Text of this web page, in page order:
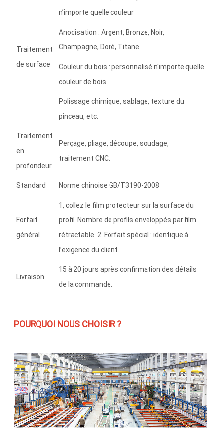
Traitement
de surface
n’importe quelle couleur
Anodisation : Argent, Bronze, Noir,
Champagne, Doré, Titane
Couleur du bois : personnalisé n'importe quelle
couleur de bois
Polissage chimique, sablage, texture du
pinceau, etc.
Traitement
en
profondeur
Perçage, pliage, découpe, soudage,
traitement CNC.
Standard Norme chinoise GB/T3190-2008
Forfait
général
1, collez le film protecteur sur la surface du
profil. Nombre de profils enveloppés par film
rétractable. 2. Forfait spécial : identique à
l’exigence du client.
Livraison
15 à 20 jours après confirmation des détails
de la commande.
POURQUOI NOUS CHOISIR ?